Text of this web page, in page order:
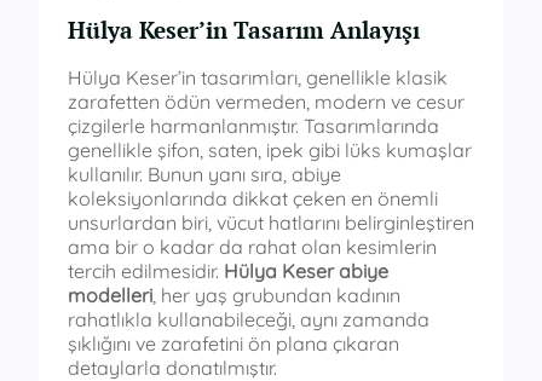
Hülya Keser’in Tasarım Anlayışı
Hülya Keser’in tasarımları, genellikle klasik
zarafetten ödün vermeden, modern ve cesur
çizgilerle harmanlanmıştır. Tasarımlarında
genellikle şifon, saten, ipek gibi lüks kumaşlar
kullanılır. Bunun yanı sıra, abiye
koleksiyonlarında dikkat çeken en önemli
unsurlardan biri, vücut hatlarını belirginleştiren
ama bir o kadar da rahat olan kesimlerin
tercih edilmesidir. Hülya Keser abiye
modelleri , her yaş grubundan kadının
rahatlıkla kullanabileceği, aynı zamanda
şıklığını ve zarafetini ön plana çıkaran
detaylarla donatılmıştır.